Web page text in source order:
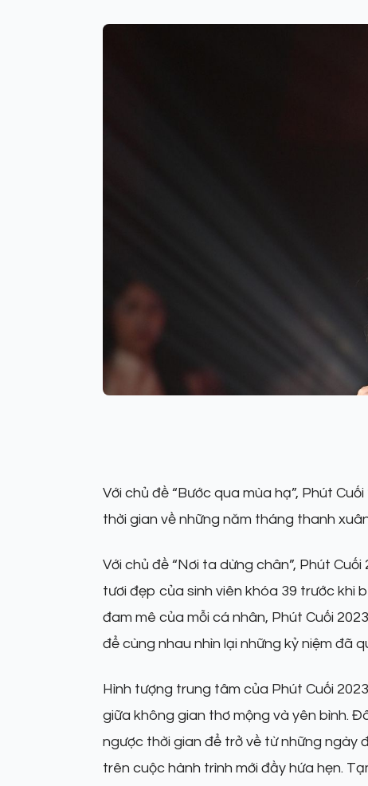
Với chủ đề “Bước qua mùa hạ”, Phút
thời gian về những năm tháng thanh
Với chủ đề “Nơi ta dừng chân”, Phút
tươi đẹp của sinh viên khóa 39 trước khi
đam mê của mỗi cá nhân, Phút Cuối
để cùng nhau nhìn lại những kỷ niệm đã
Hình tượng trung tâm của Phút Cuối
giữa không gian thơ mộng và yên bình.
ngược thời gian để trở về từ những ngày
trên cuộc hành trình mới đầy hứa hẹn.